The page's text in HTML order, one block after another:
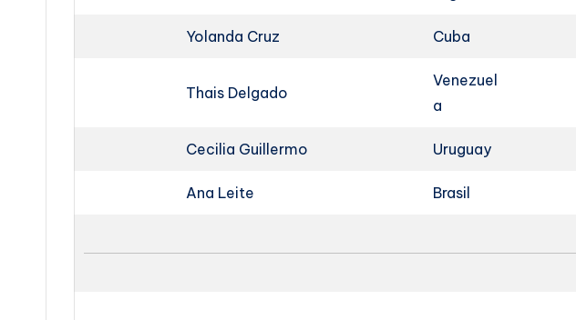
Yolanda Cruz Cuba
Thais Delgado
Venezuel
a
Cecilia Guillermo Uruguay
Ana Leite Brasil